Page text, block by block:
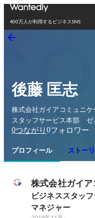
400万人が利用するビジネスSNS
後藤 匡志
株式会社ガイアコミュニ
スタッフサービス本部 ゼ
0つながり 0フォロワー
プロフィール ストー
株式会社ガイ
ビジネススタッ
マネジャー